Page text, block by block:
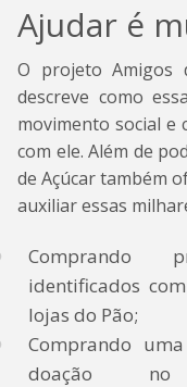
Ajudar é
O projeto Amigos
descreve como
movimento social e
com ele. Além de
de Açúcar também
auxiliar essas
Comprando
identificados
lojas do Pão;
Comprando
doação no